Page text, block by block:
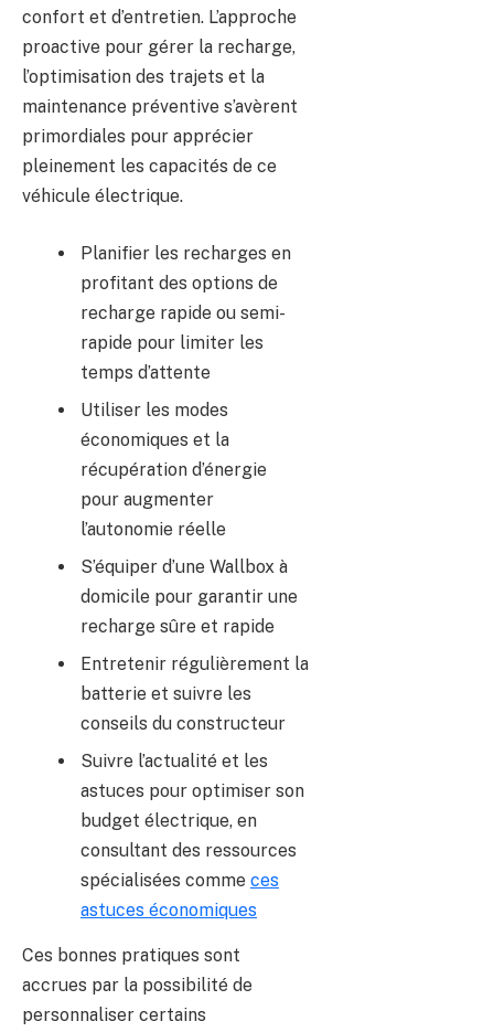
confort et d’entretien. L’approche
proactive pour gérer la recharge,
l’optimisation des trajets et la
maintenance préventive s’avèrent
primordiales pour apprécier
pleinement les capacités de ce
véhicule électrique.
Planifier les recharges en
profitant des options de
recharge rapide ou semi-
rapide pour limiter les
temps d’attente
Utiliser les modes
économiques et la
récupération d’énergie
pour augmenter
l’autonomie réelle
S’équiper d’une Wallbox à
domicile pour garantir une
recharge sûre et rapide
Entretenir régulièrement la
batterie et suivre les
conseils du constructeur
Suivre l’actualité et les
astuces pour optimiser son
budget électrique, en
consultant des ressources
spécialisées comme ces
astuces économiques
Ces bonnes pratiques sont
accrues par la possibilité de
personnaliser certains